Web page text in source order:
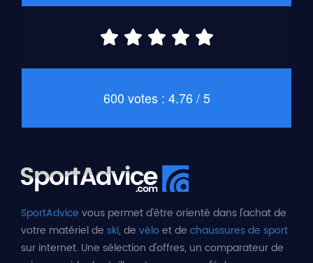
600 votes : 4.76 / 5
SportAdvice vous permet d'être orienté dans l'achat de
votre matériel de ski, de véloet de chaussures de sport
sur internet. Une sélection d'offres, un comparateur de